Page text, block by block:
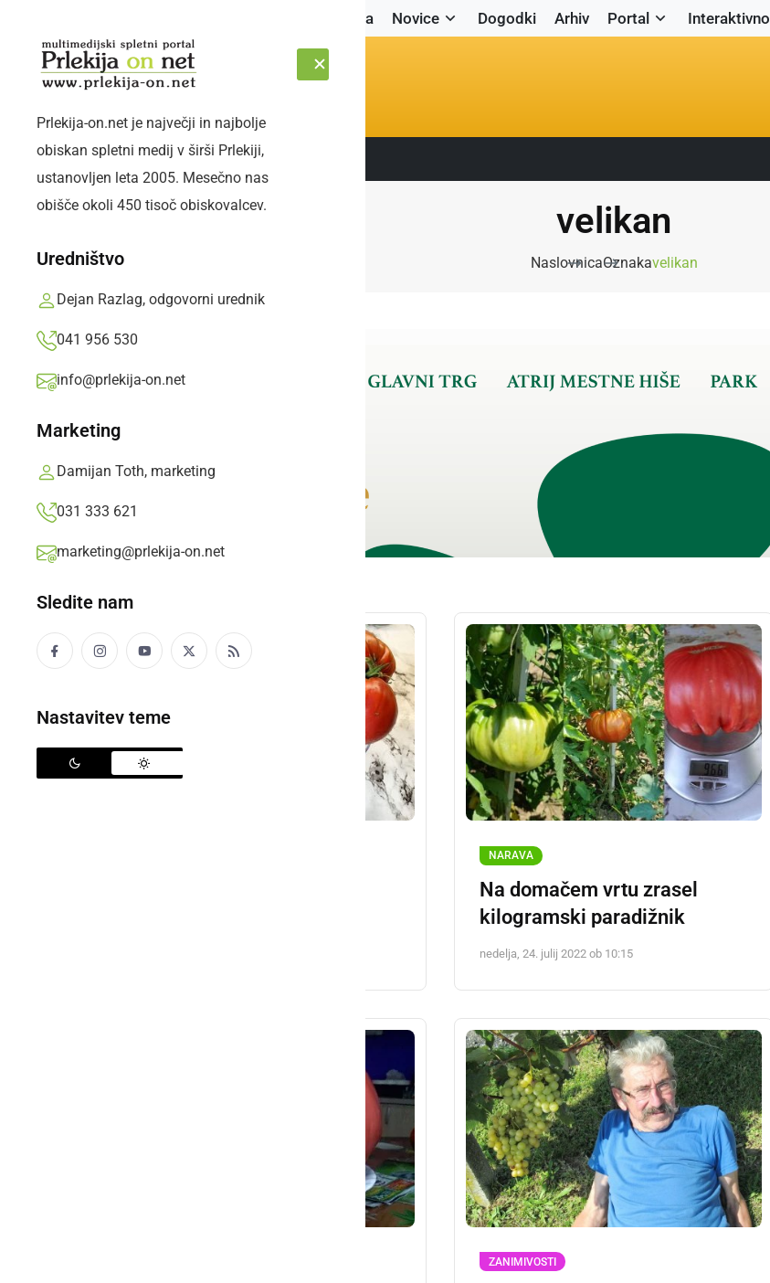
Naslovnica Novice Dogodki Arhiv Portal Interaktivno
SOBOTA, 8. AVGUST 2026 Sledite nam:
Prlekija-on.net je največji in najbolje
obiskan spletni medij v širši Prlekiji,
ustanovljen leta 2005. Mesečno nas
obišče okoli 450 tisoč obiskovalcev.
Uredništvo
Dejan Razlag, odgovorni urednik
041 956 530
info@prlekija-on.net
Marketing
Damijan Toth, marketing
031 333 621
marketing@prlekija-on.net
Sledite nam
Nastavitev teme
velikan
NaslovnicaOznakavelikan
NARAVA
Na domačem vrtu zrasel
kilogramski paradižnik
nedelja, 24. julij 2022 ob 10:15
ZANIMIVOSTI